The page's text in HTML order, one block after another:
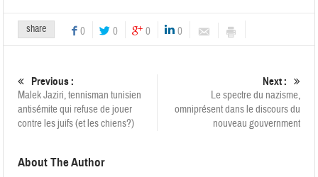
share 0 0 0 0
Previous :
Malek Jaziri, tennisman tunisien
antisémite qui refuse de jouer
contre les juifs (et les chiens?)
Next :
Le spectre du nazisme,
omniprésent dans le discours du
nouveau gouvernment
About The Author